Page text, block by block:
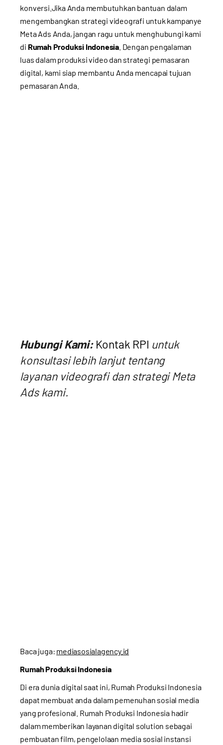
konversi.Jika Anda membutuhkan bantuan dalam
mengembangkan strategi videografi untuk kampanye
Meta Ads Anda, jangan ragu untuk menghubungi kami
di Rumah Produksi Indonesia. Dengan pengalaman
luas dalam produksi video dan strategi pemasaran
digital, kami siap membantu Anda mencapai tujuan
pemasaran Anda.
Hubungi Kami: Kontak RPI untuk
konsultasi lebih lanjut tentang
layanan videografi dan strategi Meta
Ads kami.
Baca juga: mediasosialagency.id
Rumah Produksi Indonesia
Di era dunia digital saat ini, Rumah Produksi Indonesia
dapat membuat anda dalam pemenuhan sosial media
yang profesional. Rumah Produksi Indonesia hadir
dalam memberikan layanan digital solution sebagai
pembuatan film, pengelolaan media sosial instansi